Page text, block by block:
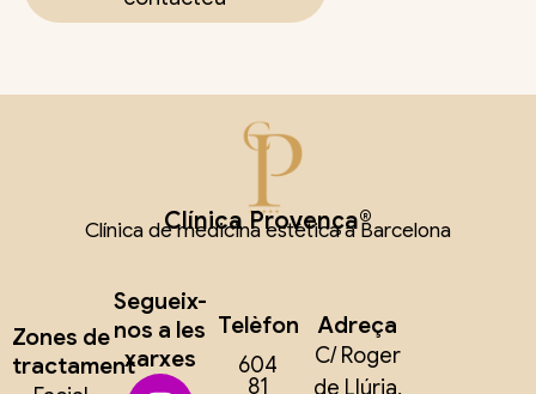
Clínica Provença®
Clínica de medicina estètica a Barcelona
Zones de
tractament
Segueix-
nos a les
xarxes
Telèfon
604
81
Adreça
C/ Roger
de Llúria,